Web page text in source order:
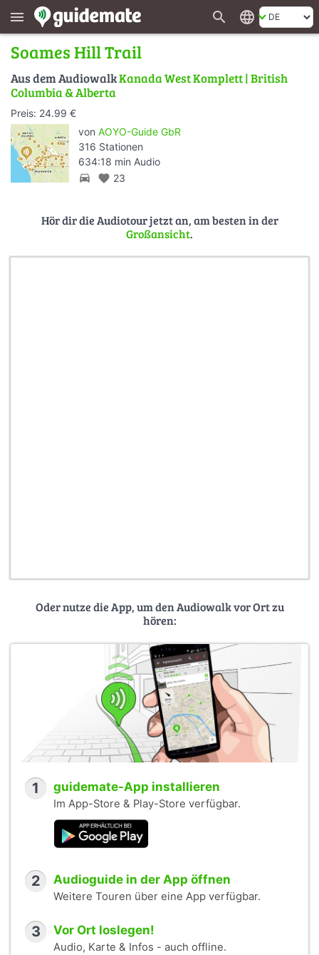
menu search language
Soames Hill Trail
Aus dem AudiowalkKanada West Komplett | British
Columbia & Alberta
Preis: 24.99 €
von AOYO-Guide GbR
316 Stationen
634:18 min Audio
directions_car favorite 23
Hör dir die Audiotour jetzt an, am besten in der
Großansicht.
Oder nutze die App, um den Audiowalk vor Ort zu
hören:
1 guidemate-App installieren
Im App-Store & Play-Store verfügbar.
2 Audioguide in der App öffnen
Weitere Touren über eine App verfügbar.
3 Vor Ort loslegen!
Audio, Karte & Infos - auch offline.